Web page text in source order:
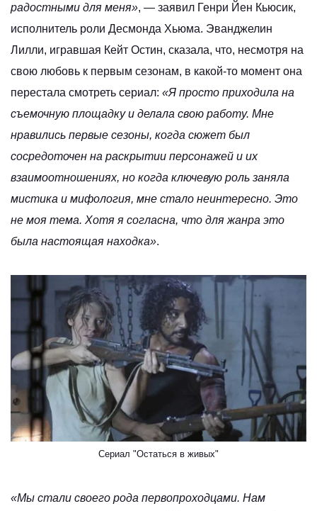
радостными для меня», — заявил Генри Йен Кьюсик,
исполнитель роли Десмонда Хьюма. Эванджелин
Лилли, игравшая Кейт Остин, сказала, что, несмотря на
свою любовь к первым сезонам, в какой-то момент она
перестала смотреть сериал: «Я просто приходила на
съемочную площадку и делала свою работу. Мне
нравились первые сезоны, когда сюжет был
сосредоточен на раскрытии персонажей и их
взаимоотношениях, но когда ключевую роль заняла
мистика и мифология, мне стало неинтересно. Это
не моя тема. Хотя я согласна, что для жанра это
была настоящая находка».
Сериал "Остаться в живых"
«Мы стали своего рода первопроходцами. Нам